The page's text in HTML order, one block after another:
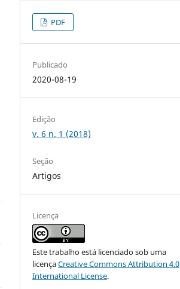
PDF
Publicado
2020-08-19
Edição
v. 6 n. 1 (2018)
Seção
Artigos
Licença
Este trabalho está licenciado sob uma
licençaCreative Commons Attribution 4.0
International License.